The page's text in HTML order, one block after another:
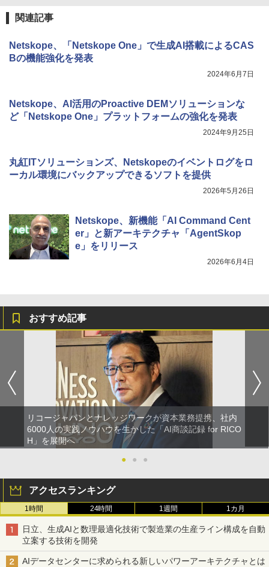
関連記事
Netskope、「Netskope One」で生成AI搭載によるCAS
Bの機能強化を発表
2024年6月7日
Netskope、AI活用のProactive DEMソリューションな
ど「Netskope One」プラットフォームの強化を発表
2024年9月25日
丸紅ITソリューションズ、Netskopeのイベントログをロ
ーカル環境にバックアップできるソフトを提供
2026年5月26日
Netskope、新機能「AI Command Cent
er」と新アーキテクチャ「AgentSkop
e」をリリース
2026年6月4日
おすすめ記事
リコージャパンとナレッジワークが資本業務提携、社内
6000人の実践ノウハウを生かした「AI商談記録 for RICO
H」を展開へ
●
● ●
アクセスランキング
1時間 24時間 1週間 1カ月
日立、生成AIと数理最適化技術で製造業の生産ライン構成を自動
立案する技術を開発
AIデータセンターに求められる新しいパワーアーキテクチャとは